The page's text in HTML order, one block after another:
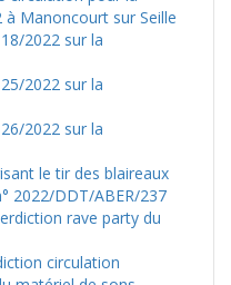
Manoncourt sur Seille
2022 sur la
2022 sur la
2022 sur la
le tir des blaireaux
2022/DDT/ABER/237
rave party du
circulation